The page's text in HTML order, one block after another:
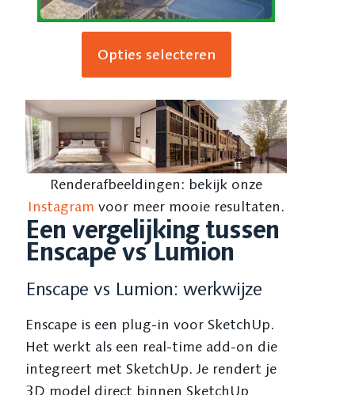
Opties selecteren
Renderafbeeldingen: bekijk onze
Instagram voor meer mooie resultaten.
Een vergelijking tussen
Enscape vs Lumion
Enscape vs Lumion: werkwijze
Enscape is een plug-in voor SketchUp.
Het werkt als een real-time add-on die
integreert met SketchUp. Je rendert je
3D model direct binnen SketchUp